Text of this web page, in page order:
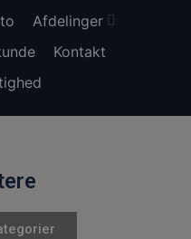
Afdelinger
Kontakt